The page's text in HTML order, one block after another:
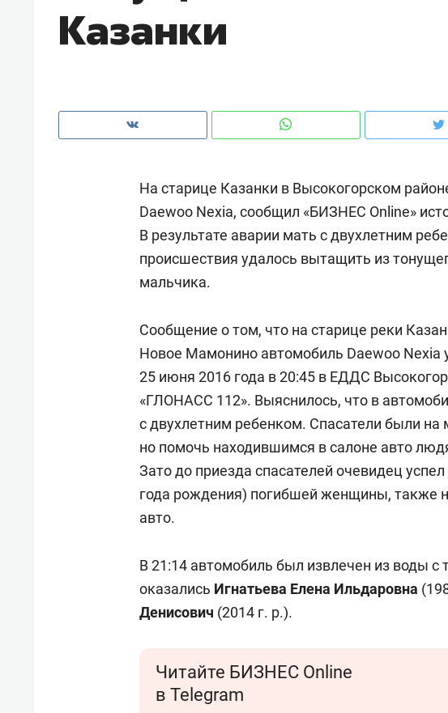
Казанки
На старице Казанки в Высокогорском
Daewoo Nexia, сообщил «БИЗНЕС Online»
В результате аварии мать с двухлетним
происшествия удалось вытащить из
мальчика.
Сообщение о том, что на старице реки
Новое Мамонино автомобиль Daewoo Nexia
25 июня 2016 года в 20:45 в ЕДДС
«ГЛОНАСС 112». Выяснилось, что в
с двухлетним ребенком. Спасатели были на
но помочь находившимся в салоне авто
Зато до приезда спасателей очевидец
года рождения) погибшей женщины, также
авто.
В 21:14 автомобиль был извлечен из воды
оказались Игнатьева Елена Ильдаровна
Денисович (2014 г. р.).
Читайте БИЗНЕС Online
в Telegram
чем интересен Оман?
Как ГК «МИР ГРУПП» и ВТБ
создают оазис жилого
комфорта под Казанью
ID вместо ключа:
безопасность в